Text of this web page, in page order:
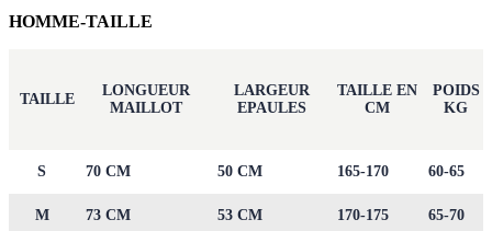
HOMME-TAILLE
TAILLE
LONGUEUR
MAILLOT
LARGEUR
EPAULES
TAILLE EN
CM
POIDS
KG
S 70 CM 50 CM 165-170 60-65
M 73 CM 53 CM 170-175 65-70